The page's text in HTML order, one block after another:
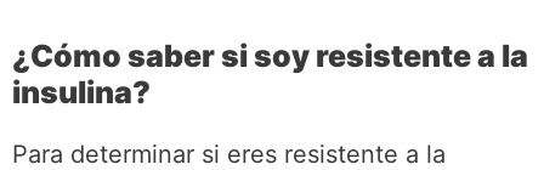
¿Cómo saber si soy resistente a la
insulina?
Para determinar si eres resistente a la